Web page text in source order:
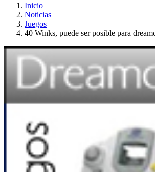
Inicio
Noticias
Juegos
40 Winks, puede ser posible para